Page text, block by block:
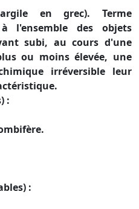
en grec). Terme
l'ensemble des objets
subi, au cours d'une
ou moins élevée, une
irréversible leur
:
: